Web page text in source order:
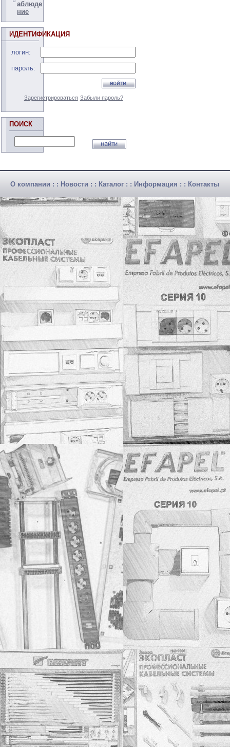
аблюде
ние
ИДЕНТИФИКАЦИЯ
логин:
пароль:
Зарегистрироваться Забыли пароль?
ПОИСК
О компании : : Новости : : Каталог : : Информация : : Контакты